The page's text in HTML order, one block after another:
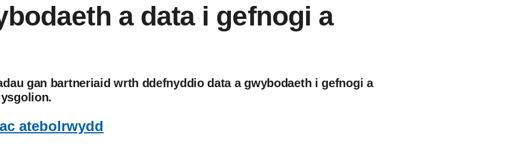
a data i gefnogi a
gan bartneriaid wrth ddefnyddio data a gwybodaeth i gefnogi a
atebolrwydd